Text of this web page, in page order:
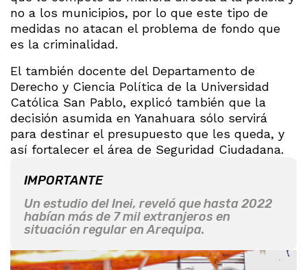
no a los municipios, por lo que este tipo de
medidas no atacan el problema de fondo que
es la criminalidad.
El también docente del Departamento de
Derecho y Ciencia Política de la Universidad
Católica San Pablo, explicó también que la
decisión asumida en Yanahuara sólo servirá
para destinar el presupuesto que les queda, y
así fortalecer el área de Seguridad Ciudadana.
IMPORTANTE
Un estudio del Inei, reveló que hasta 2022
habían más de 7 mil extranjeros en
situación regular en Arequipa.